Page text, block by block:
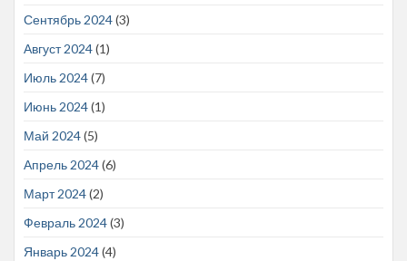
Сентябрь 2024(3)
Август 2024(1)
Июль 2024(7)
Июнь 2024(1)
Май 2024(5)
Апрель 2024(6)
Март 2024(2)
Февраль 2024(3)
Январь 2024(4)